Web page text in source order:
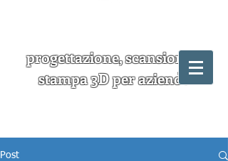
progettazione, scansione e
stampa 3D per aziende
Post